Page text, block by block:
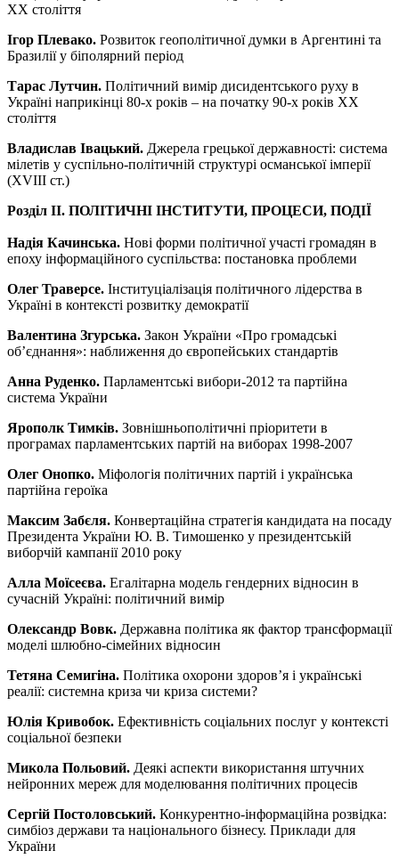
ХХ століття
Ігор Плевако. Розвиток геополітичної думки в Аргентині та
Бразилії у біполярний період
Тарас Лутчин. Політичний вимір дисидентського руху в
Україні наприкінці 80-х років – на початку 90-х років ХХ
століття
Владислав Івацький. Джерела грецької державності: система
мілетів у суспільно-політичній структурі османської імперії
(XVIII ст.)
Розділ ІІ. ПОЛІТИЧНІ ІНСТИТУТИ, ПРОЦЕСИ, ПОДІЇ
Надія Качинська. Нові форми політичної участі громадян в
епоху інформаційного суспільства: постановка проблеми
Олег Траверсе. Інституціалізація політичного лідерства в
Україні в контексті розвитку демократії
Валентина Згурська. Закон України «Про громадські
об’єднання»: наближення до європейських стандартів
Анна Руденко. Парламентські вибори-2012 та партійна
система України
Ярополк Тимків. Зовнішньополітичні пріоритети в
програмах парламентських партій на виборах 1998-2007
Олег Онопко. Міфологія політичних партій і українська
партійна героїка
Максим Забєля. Конвертаційна стратегія кандидата на посаду
Президента України Ю. В. Тимошенко у президентській
виборчій кампанії 2010 року
Алла Моїсеєва. Егалітарна модель гендерних відносин в
сучасній Україні: політичний вимір
Олександр Вовк. Державна політика як фактор трансформації
моделі шлюбно-сімейних відносин
Тетяна Семигіна. Політика охорони здоров’я і українські
реалії: системна криза чи криза системи?
Юлія Кривобок. Ефективність соціальних послуг у контексті
соціальної безпеки
Микола Польовий. Деякі аспекти використання штучних
нейронних мереж для моделювання політичних процесів
Сергій Постоловський. Конкурентно-інформаційна розвідка:
симбіоз держави та національного бізнесу. Приклади для
України